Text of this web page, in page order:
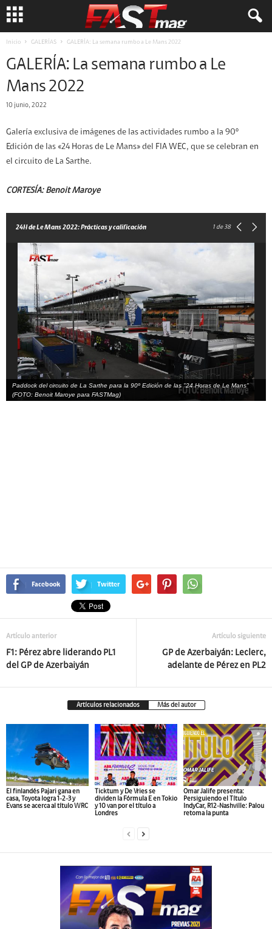
Inicio GALERÍAS GALERÍA: La semana rumbo a Le Mans 2022
GALERÍA: La semana rumbo a Le
Mans 2022
10 junio, 2022
Galería exclusiva de imágenes de las actividades rumbo a la 90º
Edición de las «24 Horas de Le Mans» del FIA WEC, que se celebran en
el circuito de La Sarthe.
CORTESÍA: Benoit Maroye
24H de Le Mans 2022: Prácticas y calificación 1 de 38
Paddock del circuito de La Sarthe para la 90º Edición de las "24 Horas de Le Mans"
(FOTO: Benoit Maroye para FASTMag)
Facebook Twitter
Artículo anterior
F1: Pérez abre liderando PL1
del GP de Azerbaiyán
Artículo siguiente
GP de Azerbaiyán: Leclerc,
adelante de Pérez en PL2
Artículos relacionados Más del autor
El finlandés Pajari gana en
casa, Toyota logra 1-2-3 y
Evans se acerca al título WRC
Ticktum y De Vries se
dividen la Fórmula E en Tokio
y 10 van por el título a
Londres
Omar Jalife presenta:
Persiguiendo el Título
IndyCar, R12-Nashville: Palou
retoma la punta